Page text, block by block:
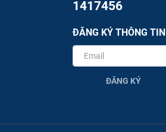
1417456
ĐĂNG KÝ THÔNG TIN
ĐĂNG KÝ